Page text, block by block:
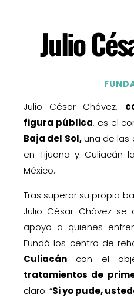
Julio
Julio César Chávez,
figura pública, es el
Baja del Sol,una de las
en Tijuana y Culiacán
México.
Tras superar su propia
Julio César Chávez
apoyo a quienes
Fundó los centro de
Culiacán con el
tratamientos de
claro: “Si yo pude,